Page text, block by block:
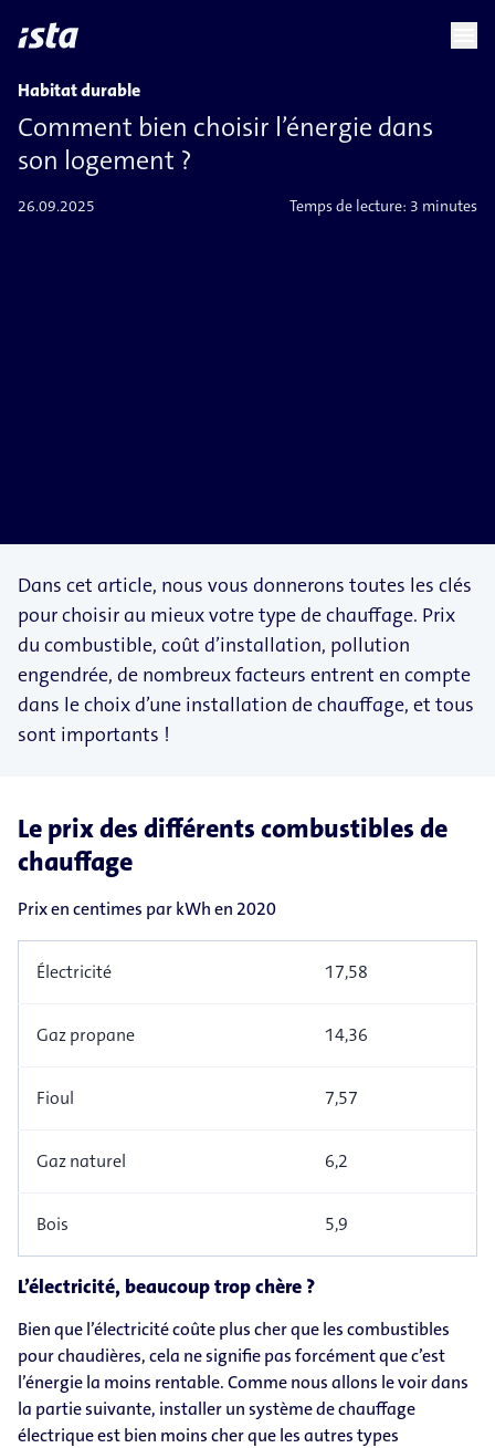
languagechevron_right
Habitat durable
Comment bien choisir l’énergie dans
son logement ?
26.09.2025 Temps de lecture: 3 minutes
Dans cet article, nous vous donnerons toutes les clés
pour choisir au mieux votre type de chauffage. Prix
du combustible, coût d’installation, pollution
engendrée, de nombreux facteurs entrent en compte
dans le choix d’une installation de chauffage, et tous
sont importants !
Le prix des différents combustibles de
chauffage
Prix en centimes par kWh en 2020
Électricité 17,58
Gaz propane 14,36
Fioul 7,57
Gaz naturel 6,2
Bois 5,9
L’électricité, beaucoup trop chère ?
Bien que l’électricité coûte plus cher que les combustibles
pour chaudières, cela ne signifie pas forcément que c’est
l’énergie la moins rentable. Comme nous allons le voir dans
la partie suivante, installer un système de chauffage
électrique est bien moins cher que les autres types